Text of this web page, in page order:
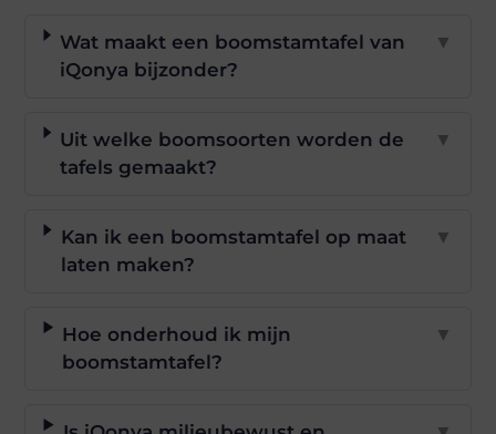
Wat maakt een boomstamtafel van
iQonya bijzonder?
▼
Uit welke boomsoorten worden de
tafels gemaakt?
▼
Kan ik een boomstamtafel op maat
laten maken?
▼
Hoe onderhoud ik mijn
boomstamtafel?
▼